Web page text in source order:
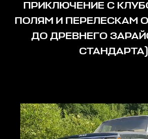
ПРИКЛЮЧЕНИЕ С
ПОЛЯМ И ПЕРЕЛЕСКАМ
ДО ДРЕВНЕГО
СТАНДАРТА)